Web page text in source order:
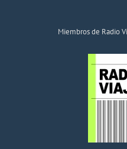
Miembros de Radio